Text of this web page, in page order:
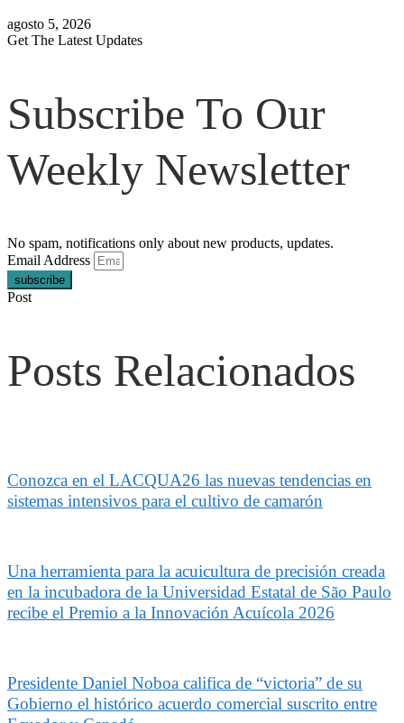
agosto 5, 2026
Get The Latest Updates
Subscribe To Our
Weekly Newsletter
No spam, notifications only about new products, updates.
Email Address
subscribe
Post
Posts Relacionados
Conozca en el LACQUA26 las nuevas tendencias en
sistemas intensivos para el cultivo de camarón
Una herramienta para la acuicultura de precisión creada
en la incubadora de la Universidad Estatal de São Paulo
recibe el Premio a la Innovación Acuícola 2026
Presidente Daniel Noboa califica de “victoria” de su
Gobierno el histórico acuerdo comercial suscrito entre